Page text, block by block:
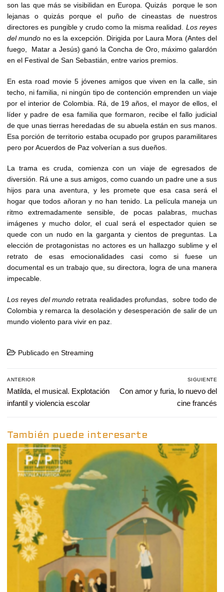
son las que más se visibilidan en Europa. Quizás porque le son
lejanas o quizás porque el puño de cineastas de nuestros
directores es pungible y crudo como la misma realidad. Los reyes
del mundo no es la excepción. Dirigida por Laura Mora (Antes del
fuego, Matar a Jesús) ganó la Concha de Oro, máximo galardón
en el Festival de San Sebastián, entre varios premios.
En esta road movie 5 jóvenes amigos que viven en la calle, sin
techo, ni familia, ni ningún tipo de contención emprenden un viaje
por el interior de Colombia. Rá, de 19 años, el mayor de ellos, el
líder y padre de esa familia que formaron, recibe el fallo judicial
de que unas tierras heredadas de su abuela están en sus manos.
Esa porción de territorio estaba ocupado por grupos paramilitares
pero por Acuerdos de Paz volverían a sus dueños.
La trama es cruda, comienza con un viaje de egresados de
diversión. Rá une a sus amigos, como cuando un padre une a sus
hijos para una aventura, y les promete que esa casa será el
hogar que todos añoran y no han tenido. La película maneja un
ritmo extremadamente sensible, de pocas palabras, muchas
imágenes y mucho dolor, el cual será el espectador quien se
quede con un nudo en la garganta y cientos de preguntas. La
elección de protagonistas no actores es un hallazgo sublime y el
retrato de esas emocionalidades casi como si fuese un
documental es un trabajo que, su directora, logra de una manera
impecable.
Los reyes del mundoretrata realidades profundas, sobre todo de
Colombia y remarca la desolación y desesperación de salir de un
mundo violento para vivir en paz.
Publicado en Streaming
Navegación
de
entradas
ANTERIOR
Entrada
anterior:
Matilda, el musical. Explotación
infantil y violencia escolar
SIGUIENTE
Entrada
Con amor y furia, lo nuevo del
cine francés
También puede interesarte